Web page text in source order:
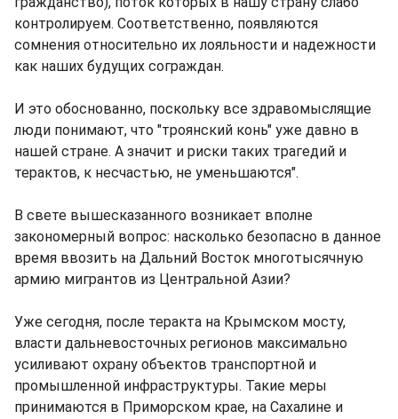
контролируем. Соответственно, появляются
сомнения относительно их лояльности и надежности
как наших будущих сограждан.
И это обоснованно, поскольку все здравомыслящие
люди понимают, что "троянский конь" уже давно в
нашей стране. А значит и риски таких трагедий и
терактов, к несчастью, не уменьшаются".
В свете вышесказанного возникает вполне
закономерный вопрос: насколько безопасно в данное
время ввозить на Дальний Восток многотысячную
армию мигрантов из Центральной Азии?
Уже сегодня, после теракта на Крымском мосту,
власти дальневосточных регионов максимально
усиливают охрану объектов транспортной и
промышленной инфраструктуры. Такие меры
принимаются в Приморском крае, на Сахалине и